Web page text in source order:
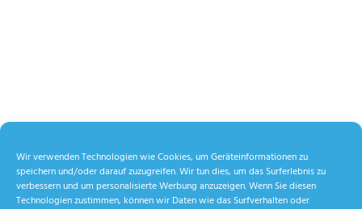
Wir verwenden Technologien wie Cookies, um Geräteinformationen zu
speichern und/oder darauf zuzugreifen. Wir tun dies, um das Surferlebnis zu
verbessern und um personalisierte Werbung anzuzeigen. Wenn Sie diesen
Technologien zustimmen, können wir Daten wie das Surfverhalten oder